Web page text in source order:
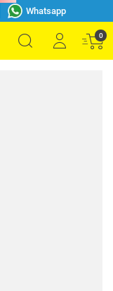
Whatsapp
0